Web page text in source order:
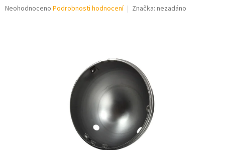
Průměrné
Neohodnoceno Podrobnosti hodnocení Značka: nezadáno